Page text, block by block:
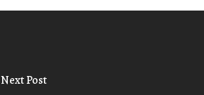
Next Post